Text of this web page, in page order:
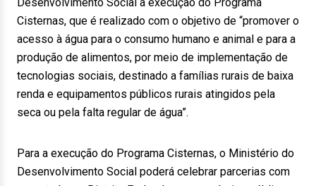
Cisternas, que é realizado com o objetivo de “promover o
acesso à água para o consumo humano e animal e para a
produção de alimentos, por meio de implementação de
tecnologias sociais, destinado a famílias rurais de baixa
renda e equipamentos públicos rurais atingidos pela
seca ou pela falta regular de água”.
Para a execução do Programa Cisternas, o Ministério do
Desenvolvimento Social poderá celebrar parcerias com